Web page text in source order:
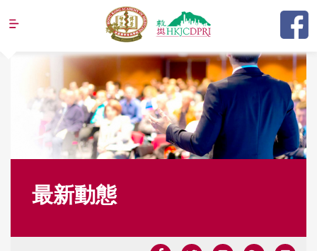
Jump to navigation
最新動態